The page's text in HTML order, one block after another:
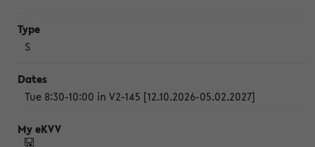
S
Tue 8:30-10:00 in V2-145 [12.10.2026-05.02.2027]